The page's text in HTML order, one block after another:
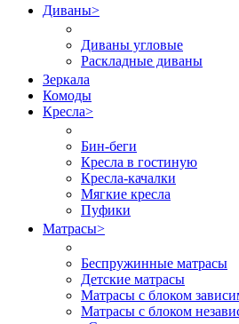
Диваны>
Диваны угловые
Раскладные диваны
Зеркала
Комоды
Кресла>
Бин-беги
Кресла в гостиную
Кресла-качалки
Мягкие кресла
Пуфики
Матрасы>
Беспружинные матрасы
Детские матрасы
Матрасы с блоком
Матрасы с блоком